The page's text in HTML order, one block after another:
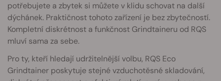
potřebujete a zbytek si můžete v klidu schovat na další
dýchánek. Praktičnost tohoto zařízení je bez zbytečností.
Kompletní diskrétnost a funkčnost Grindtaineru od RQS
mluví sama za sebe.
Pro ty, kteří hledají udržitelnější volbu, RQS Eco
Grindtainer poskytuje stejné vzduchotěsné skladování,